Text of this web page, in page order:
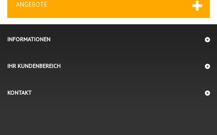
ANGEBOTE
INFORMATIONEN
IHR KUNDENBEREICH
KONTAKT